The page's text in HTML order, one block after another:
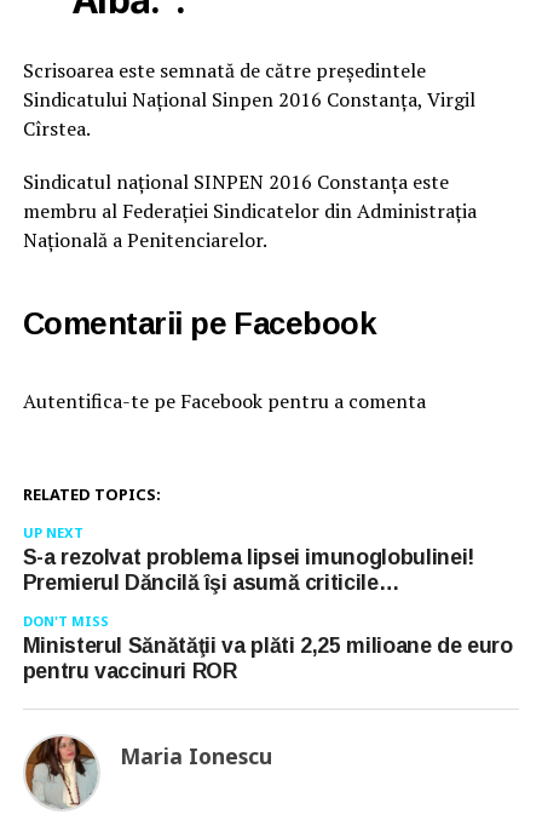
Scrisoarea este semnată de către preşedintele
Sindicatului Naţional Sinpen 2016 Constanţa, Virgil
Cîrstea.
Sindicatul naţional SINPEN 2016 Constanţa este
membru al Federației Sindicatelor din Administrația
Națională a Penitenciarelor.
Comentarii pe Facebook
Autentifica-te pe Facebook pentru a comenta
RELATED TOPICS:
UP NEXT
S-a rezolvat problema lipsei imunoglobulinei!
Premierul Dăncilă îşi asumă criticile…
DON'T MISS
Ministerul Sănătăţii va plăti 2,25 milioane de euro
pentru vaccinuri ROR
Maria Ionescu